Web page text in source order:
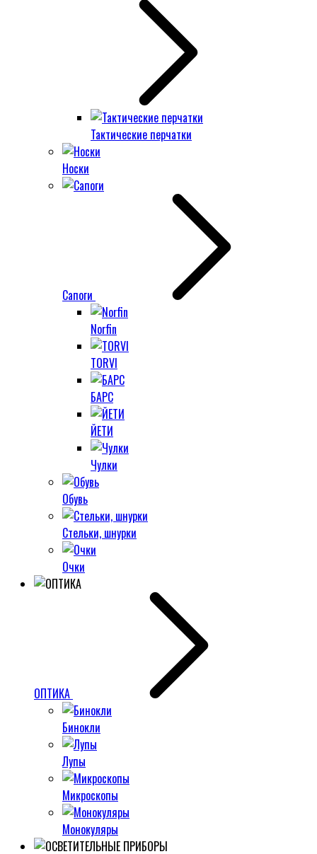
Тактические перчатки
Носки
Сапоги
Norfin
TORVI
БАРС
ЙЕТИ
Чулки
Обувь
Стельки, шнурки
Очки
ОПТИКА
Бинокли
Лупы
Микроскопы
Монокуляры